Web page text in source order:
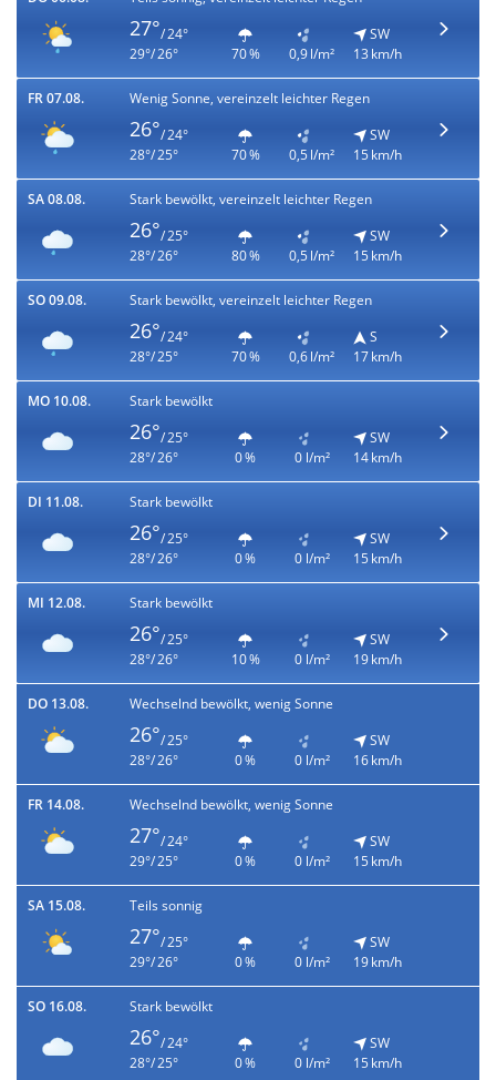
27°/ 24°
29°/ 26°
70 % 0,9 l/m²
SW
13 km/h
FR 07.08. Wenig Sonne, vereinzelt leichter Regen
26°/ 24°
28°/ 25°
70 % 0,5 l/m²
SW
15 km/h
SA 08.08. Stark bewölkt, vereinzelt leichter Regen
26°/ 25°
28°/ 26°
80 % 0,5 l/m²
SW
15 km/h
SO 09.08. Stark bewölkt, vereinzelt leichter Regen
26°/ 24°
28°/ 25°
70 % 0,6 l/m²
S
17 km/h
MO 10.08. Stark bewölkt
26°/ 25°
28°/ 26°
0 % 0 l/m²
SW
14 km/h
DI 11.08. Stark bewölkt
26°/ 25°
28°/ 26°
0 % 0 l/m²
SW
15 km/h
MI 12.08. Stark bewölkt
26°/ 25°
28°/ 26°
10 % 0 l/m²
SW
19 km/h
DO 13.08. Wechselnd bewölkt, wenig Sonne
26°/ 25°
28°/ 26°
0 % 0 l/m²
SW
16 km/h
FR 14.08. Wechselnd bewölkt, wenig Sonne
27°/ 24°
29°/ 25°
0 % 0 l/m²
SW
15 km/h
SA 15.08. Teils sonnig
27°/ 25°
29°/ 26°
0 % 0 l/m²
SW
19 km/h
SO 16.08. Stark bewölkt
26°/ 24°
28°/ 25°
0 % 0 l/m²
SW
15 km/h